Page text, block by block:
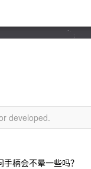
developed.
柄会不晕一些吗？